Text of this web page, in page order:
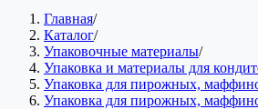
Главная/
Каталог/
Упаковочные материалы/
Упаковка и материалы для
Упаковка для пирожных,
Упаковка для пирожных,